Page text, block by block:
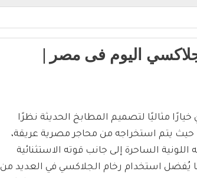
اليوم فى مصر |
مثاليًا لتصميم المطابخ الحديثة نظرًا
حيث يتم استخراجه من محاجر مصرية عريقة،
اللونية الساحرة إلى جانب قوته الاستثنائية
يُفضل استخدام رخام الجلاكسي في العديد من